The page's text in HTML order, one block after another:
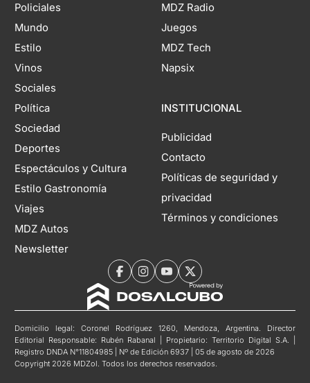
Policiales
Mundo
Estilo
Vinos
Sociales
Política
Sociedad
Deportes
Espectáculos y Cultura
Estilo Gastronomía
Viajes
MDZ Autos
Newsletter
MDZ Radio
Juegos
MDZ Tech
Napsix
INSTITUCIONAL
Publicidad
Contacto
Políticas de seguridad y
privacidad
Términos y condiciones
Domicilio legal: Coronel Rodríguez 1260, Mendoza, Argentina. Director
Editorial Responsable: Rubén Rabanal | Propietario: Territorio Digital S.A. |
Registro DNDA N°11804985 | Nº de Edición 6937 | 05 de agosto de 2026
Copyright 2026 MDZol. Todos los derechos reservados.